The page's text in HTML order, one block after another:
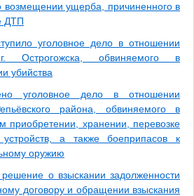
возмещении ущерба, причиненного в
ДТП
уголовное дело в отношении
Острогожска, обвиняемого в
убийства
уголовное дело в отношении
района, обвиняемого в
приобретении, хранении, перевозке
устройств, а также боеприпасов к
оружию
о взыскании задолженности
договору и обращении взыскания